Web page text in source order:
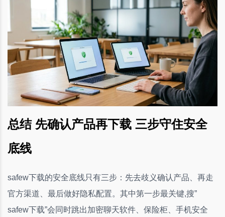
总结 先确认产品再下载 三步守住安全
底线
safew下载的安全底线只有三步：先去歧义确认产品、再走
官方渠道、最后做好隐私配置。其中第一步最关键,搜”
safew下载”会同时跳出加密聊天软件、保险柜、手机安全